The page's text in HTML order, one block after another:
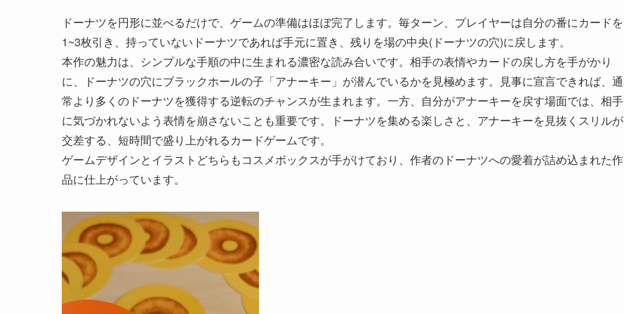
ドーナツを円形に並べるだけで、ゲームの準備はほぼ完了します。毎ターン、プレイヤーは自分の番にカードを
1~3枚引き、持っていないドーナツであれば手元に置き、残りを場の中央(ドーナツの穴)に戻します。
本作の魅力は、シンプルな手順の中に生まれる濃密な読み合いです。相手の表情やカードの戻し方を手がかり
に、ドーナツの穴にブラックホールの子「アナーキー」が潜んでいるかを見極めます。見事に宣言できれば、通
常より多くのドーナツを獲得する逆転のチャンスが生まれます。一方、自分がアナーキーを戻す場面では、相手
に気づかれないよう表情を崩さないことも重要です。ドーナツを集める楽しさと、アナーキーを見抜くスリルが
交差する、短時間で盛り上がれるカードゲームです。
ゲームデザインとイラストどちらもコスメボックスが手がけており、作者のドーナツへの愛着が詰め込まれた作
品に仕上がっています。